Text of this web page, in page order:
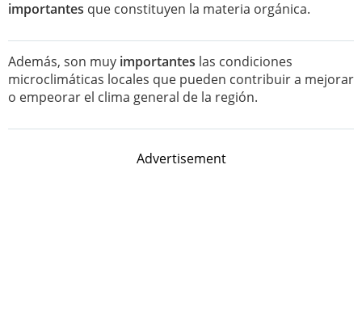
importantes que constituyen la materia orgánica.
Además, son muy importantes las condiciones
microclimáticas locales que pueden contribuir a mejorar
o empeorar el clima general de la región.
Advertisement